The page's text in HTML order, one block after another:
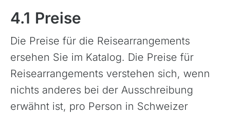
4.1 Preise
Die Preise für die Reisearrangements
ersehen Sie im Katalog. Die Preise für
Reisearrangements verstehen sich, wenn
nichts anderes bei der Ausschreibung
erwähnt ist, pro Person in Schweizer